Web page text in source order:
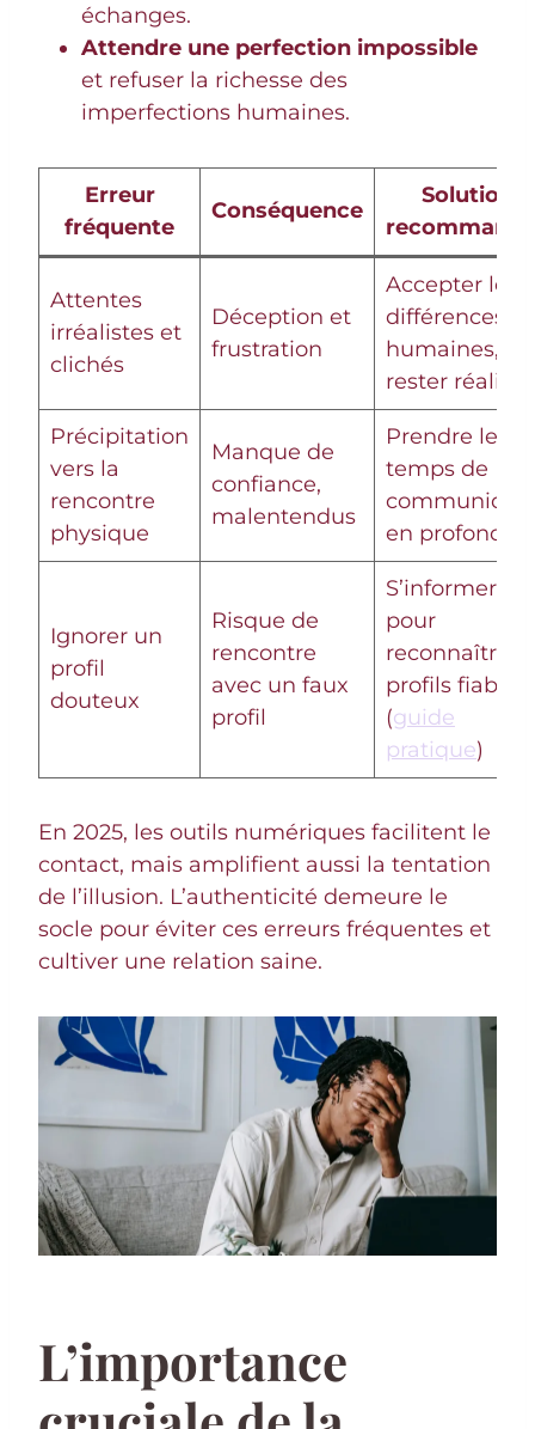
échanges.
Attendre une perfection impossible
et refuser la richesse des
imperfections humaines.
Erreur
fréquente
Conséquence
Solution
Attentes
irréalistes et
clichés
Déception et
frustration
Accepter les
différences
humaines,
rester réaliste
Précipitation
vers la
rencontre
physique
Manque de
confiance,
malentendus
Prendre le
temps de
en
Ignorer un
profil
douteux
Risque de
rencontre
avec un faux
profil
S’informer
pour
reconnaître
profils fiables
(guide
pratique)
En 2025, les outils numériques facilitent le
contact, mais amplifient aussi la tentation
de l’illusion. L’authenticité demeure le
socle pour éviter ces erreurs fréquentes et
cultiver une relation saine.
L’importance